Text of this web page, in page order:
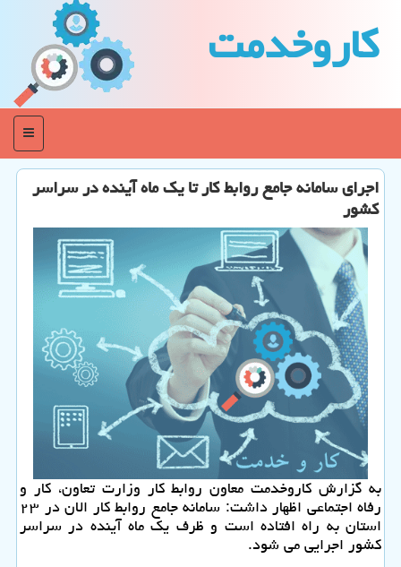
كاروخدمت
منو
اجرای سامانه جامع روابط كار تا یك ماه آینده در سراسر
كشور
به گزارش كاروخدمت معاون روابط كار وزارت تعاون، كار و
رفاه اجتماعی اظهار داشت: سامانه جامع روابط كار الان در ۲۳
استان به راه افتاده است و ظرف یك ماه آینده در سراسر
كشور اجرایی می شود.